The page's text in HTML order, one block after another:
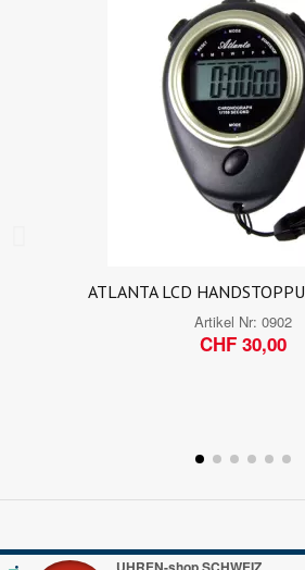
ATLANTA LCD
Artikel Nr: 0902
CHF 30,00